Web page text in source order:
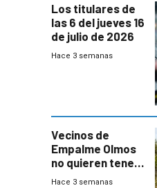
Los titulares de
las 6 del jueves 16
de julio de 2026
Hace 3 semanas
Vecinos de
Empalme Olmos
no quieren tener
cerca una planta
Hace 3 semanas